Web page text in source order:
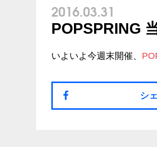
2016.03.31
POPSPRING
いよいよ今週末開催、
シ